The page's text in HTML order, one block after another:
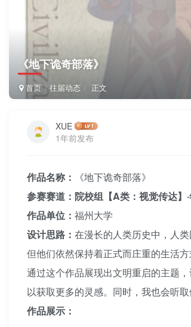
《地下诡奇部落》
首页 往届动态 正文
XUE
1年前发布
作品名称：
《地下诡奇部落》
参赛赛道：院校组【A类：视觉传达】
作品单位： 福州大学
设计思路： 在漫长的人类历史中，人
但他们依然保持着正式而庄重的生活
通过这个作品展现出文明重启的主题
以获取更多的灵感。同时，我也会听
作品展示：